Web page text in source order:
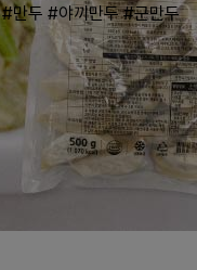
#만두 #야끼만두 #군만두